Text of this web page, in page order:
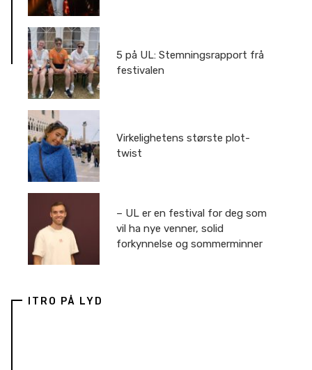
5 på UL: Stemningsrapport frå
festivalen
Virkelighetens største plot-
twist
– UL er en festival for deg som
vil ha nye venner, solid
forkynnelse og sommerminner
ITRO PÅ LYD